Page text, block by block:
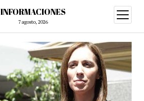
INFORMACIONES
7 agosto, 2026
abrir
menú